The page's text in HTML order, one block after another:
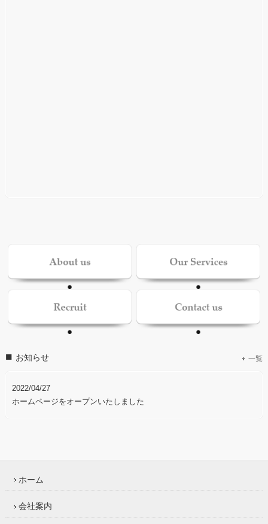
お知らせ 一覧
2022/04/27
ホームページをオープンいたしました
ホーム
会社案内